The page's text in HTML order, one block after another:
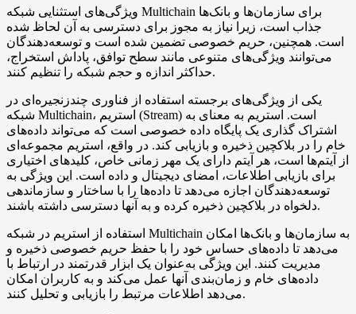
ویژگی‌های استثنایی شبکه Multichain برای سازمان‌ها و بانک‌ها
جذاب است، زیرا نیاز به مجوز برای دسترسی به آن لحاظ شده
است. همچنین، حریم خصوصی تضمین شده است و توسعه‌دهندگان
می‌توانند ویژگی‌های متنوعی مانند سطح توافق، پاداش استخراج،
حداکثر اندازه و حجم شبکه را تنظیم کنند.
یکی از ویژگی‌های برجسته استفاده از فناوری چندزنجیره‌ای در
شبکه Multichain، استریم (Stream) است. استریم به معنای به
اشتراک گذاری یک پایگاه داده خصوصی است که می‌تواند داده‌های
خام را در بلاکچین ذخیره و بازیابی کند. در واقع، استریم مجموعه‌ای
از آیتم‌ها است، هر آیتم دارای یک مهر زمانی خاص، کلیدهای اختیاری
برای بازیابی اطلاعات، امضای دیجیتال و داده است. این ویژگی به
توسعه‌دهندگان اجازه می‌دهد تا داده‌ها را با ساختار و سازماندهی
دلخواه در بلاکچین ذخیره کرده و به آنها دسترسی داشته باشند.
استفاده از استریم در شبکه Multichain به سازمان‌ها و بانک‌ها امکان
می‌دهد تا داده‌های حساس خود را با حفظ حریم خصوصی ذخیره و
مدیریت کنند. این ویژگی به‌عنوان یک ابزار قدرتمند در ارتباط با
داده‌های خام و زمان‌بندی آنها عمل می‌کند و به کاربران امکان
می‌دهد اطلاعات مرتبط را بازیابی و تحلیل کنند.